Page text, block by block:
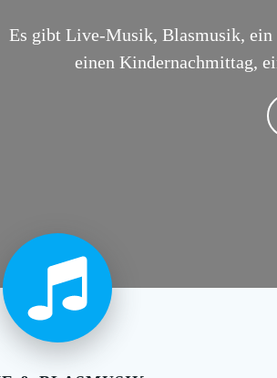
Es gibt Live-Musik, Blasmusik, ein
einen Kindernachmittag,